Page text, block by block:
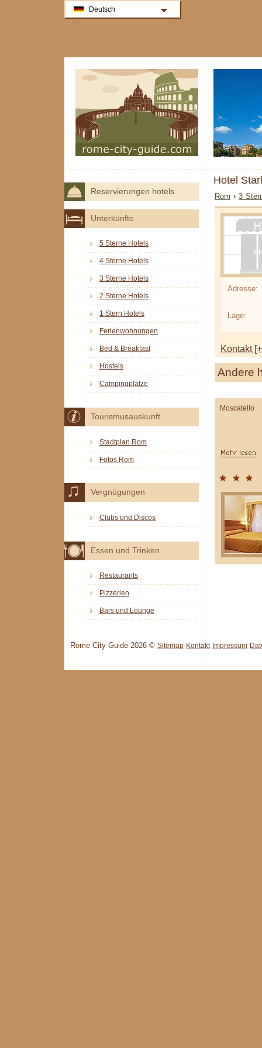
Hotel
Rom ›3
Adresse:
Lage:
Kontakt
Andere
Moscatello
Reservierungen hotels
Unterkünfte
5 Sterne Hotels
4 Sterne Hotels
3 Sterne Hotels
2 Sterne Hotels
1 Stern Hotels
Ferienwohnungen
Bed & Breakfast
Hostels
Campingplätze
Tourismusauskunft
Stadtplan Rom
Fotos Rom
Vergnügungen
Clubs und Discos
Essen und Trinken
Restaurants
Pizzerien
Bars und Lounge
Rome City Guide 2026 © Sitemap Kontakt Impressum
Deutsch